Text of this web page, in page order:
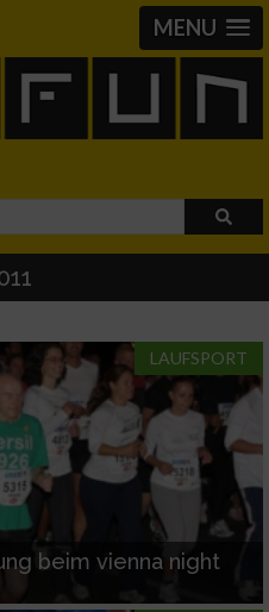
MENU
LAUFSPORT
beim vienna night